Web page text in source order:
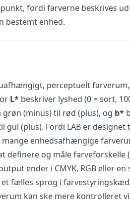
fordi farverne beskrives
bestemt enhed.
perceptuelt
L* beskriver lyshed (0 = sort,
(minus) til rød (plus), og b*
gul (plus). Fordi LAB er
mange enhedsafhængige
definere og måle farveforskelle
ender i CMYK, RGB eller en
et fælles sprog i
kan ske mere kontrolleret